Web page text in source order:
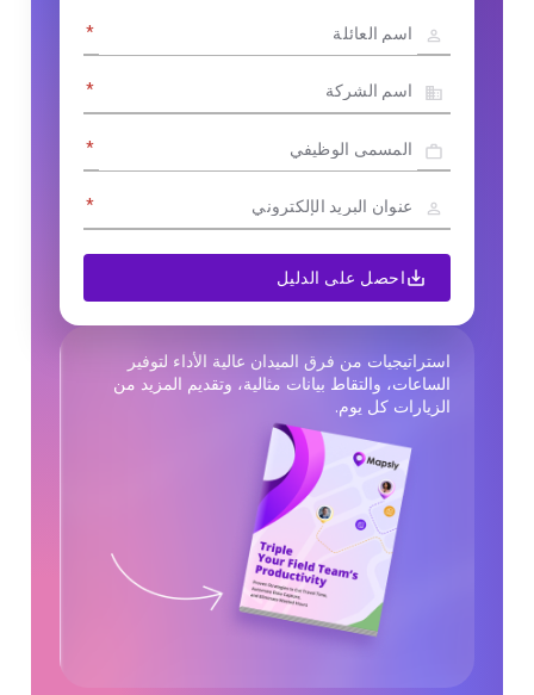
استراتيجيات من فرق الميدان عالية الأداء لتوفير
الساعات، والتقاط بيانات مثالية، وتقديم المزيد من
الزيارات كل يوم.
*
*
*
*
احصل على الدليل